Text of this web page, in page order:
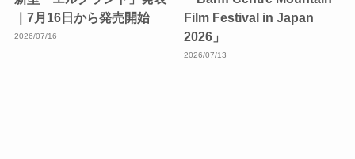
｜7月16日から発売開始
2026/07/16
Film Festival in Japan
2026」
2026/07/13